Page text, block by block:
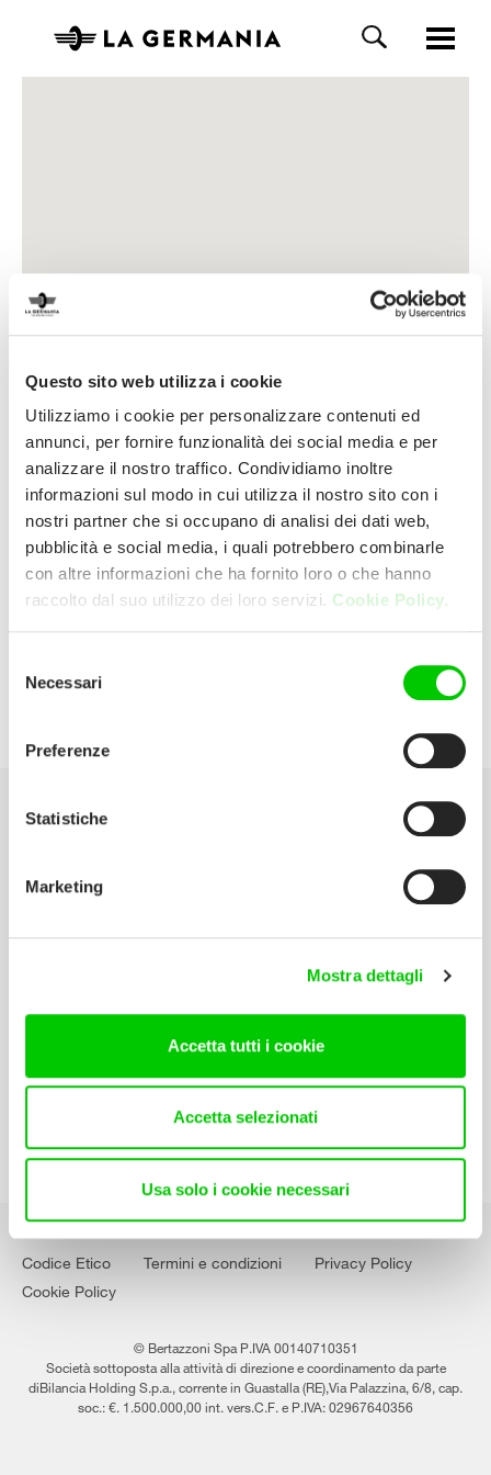
Questo sito web utilizza i cookie
Utilizziamo i cookie per personalizzare contenuti ed
annunci, per fornire funzionalità dei social media e per
analizzare il nostro traffico. Condividiamo inoltre
informazioni sul modo in cui utilizza il nostro sito con i
nostri partner che si occupano di analisi dei dati web,
pubblicità e social media, i quali potrebbero combinarle
con altre informazioni che ha fornito loro o che hanno
raccolto dal suo utilizzo dei loro servizi. Cookie Policy.
delNecessari
Preferenze
Statistiche
Marketing
Mostra dettagli
Accetta tutti i cookie
Accetta selezionati
Usa solo i cookie necessari
EXPERT CITY
DEL FRIGNANO Italia
Scarica il catalogo
Manuali d’istruzione
Lavora con noi
Codice Etico Termini e condizioni
Privacy Policy
Cookie Policy
© Bertazzoni Spa P.IVA 00140710351
Società sottoposta alla attività di direzione e coordinamento da parte
diBilancia Holding S.p.a., corrente in Guastalla (RE),Via Palazzina, 6/8, cap.
soc.: €. 1.500.000,00 int. vers.C.F. e P.IVA: 02967640356